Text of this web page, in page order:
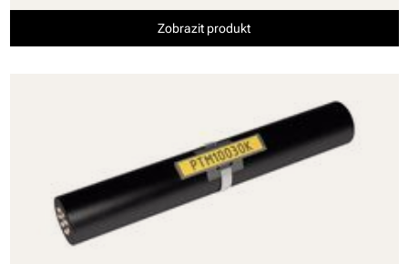
Zobrazit produkt